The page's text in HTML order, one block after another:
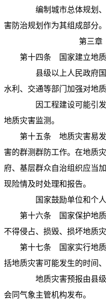
编制城市总体规划、
害防治规划作为其组成部分。
第三
第十四条 国家建立地质
县级以上人民政府国
水利、交通等部门加强对地
因工程建设可能引发
地质灾害监测。
第十五条 地质灾害易
害的群测群防工作。在地质
府、基层群众自治组织应当
现险情及时处理和报告。
国家鼓励单位和个人
第十六条 国家保护地质
不得侵占、损毁、损坏地质
第十七条 国家实行地
括地质灾害可能发生的时间
地质灾害预报由县级
会同气象主管机构发布。